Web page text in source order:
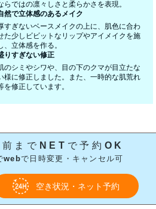
らではの凛々しさと柔らかさを表現。
然で立体感のあるメイク
すぎないベースメイクの上に、肌色に合わ
た少しビビットなリップやアイメイクを施
、立体感を作る。
りすぎない修正
のシミやシワや、目の下のクマが目立たな
様に修正しました。また、一時的な肌荒れ
を修正しています。
までNETで予約OK
で日時変更・キャンセル可
空き状況・ネット予約